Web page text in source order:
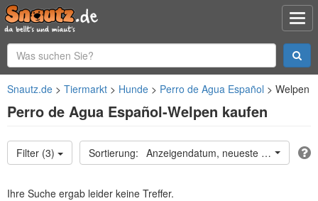
Snautz.de Tiermarkt Hunde Perro de Agua Español Welpen
Perro de Agua Español-Welpen kaufen
Filter (3) Anzeigendatum, neueste oben
Ihre Suche ergab leider keine Treffer.